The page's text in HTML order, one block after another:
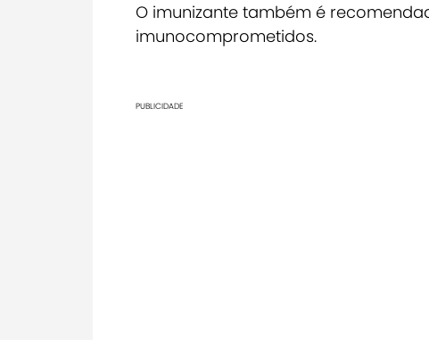
O imunizante também é
imunocomprometidos.
PUBLICIDADE